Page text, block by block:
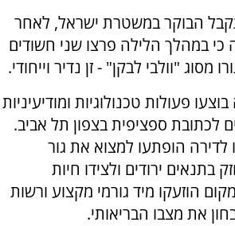
הבוקר במשטרת ישראל, לאחר
כי במהלך הלילה פרצו שני חשודים
מסוג "וולבי לבקן" - זן נדיר וייחודי.
פעולות טכנולוגיות ומודיעיניות
לכתובת ספציפית בצפון תל אביב.
הופתעו למצוא את גור
בתנאים ירודים ולצידו חיות
הוזעקו מיד גורמי מקצוע ורשות
את מצבו הבריאותי.